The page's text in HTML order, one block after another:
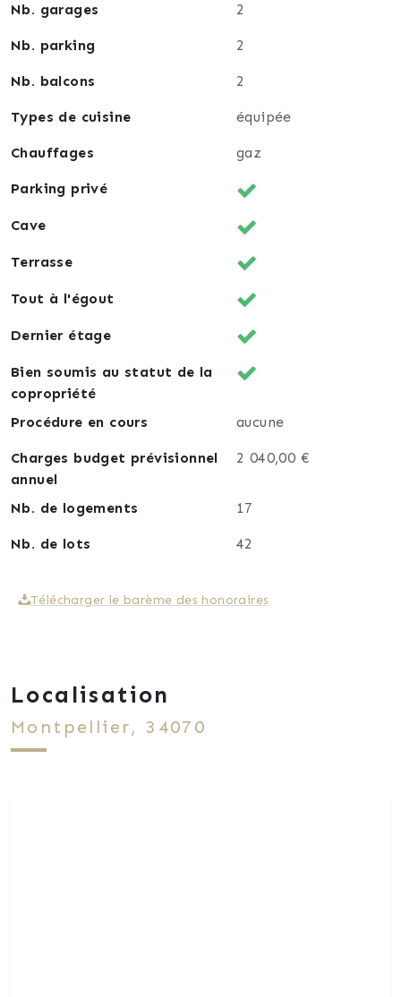
Nb. garages 2
Nb. parking 2
Nb. balcons 2
Types de cuisine équipée
Chauffages gaz
Parking privé
Cave
Terrasse
Tout à l'égout
Dernier étage
Bien soumis au statut de la
copropriété
Procédure en cours
aucune
Charges budget prévisionnel
annuel
2 040,00 €
Nb. de logements 17
Nb. de lots 42
Télécharger le barème des honoraires
Localisation
Montpellier, 34070